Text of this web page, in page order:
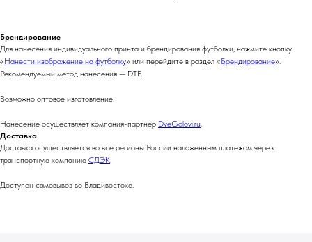
Брендирование
Для нанесения индивидуального принта и брендирования футболки, нажмите кнопку
«Нанести изображение на футболку» или перейдите в раздел «Брендирование».
Рекомендуемый метод нанесения — DTF.
Возможно оптовое изготовление.
Нанесение осуществляет компания-партнëр DveGolovi.ru.
Доставка
Доставка осуществляется во все регионы России наложенным платежом через
транспортную компанию СДЭК.
Доступен самовывоз во Владивостоке.